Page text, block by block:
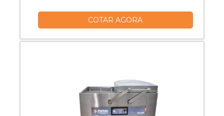
Rigoroso controle de qualidade;
Qualidade e segurança na embalagem;
COTAR AGORA